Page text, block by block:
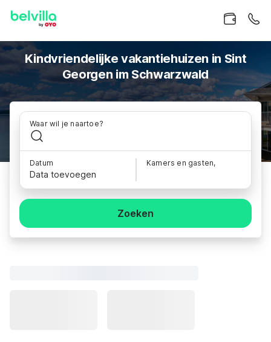
Kindvriendelijke vakantiehuizen in Sint
Georgen im Schwarzwald
Waar wil je naartoe?
Datum
Data toevoegen
Kamers en gasten,
Zoeken